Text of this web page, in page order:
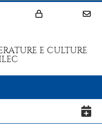
E CULTURE